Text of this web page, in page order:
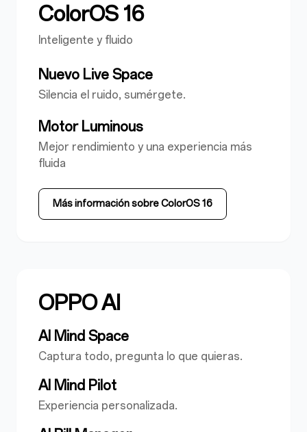
ColorOS 16
Inteligente y fluido
Nuevo Live Space
Silencia el ruido, sumérgete.
Motor Luminous
Mejor rendimiento y una experiencia más
fluida
Más información sobre ColorOS 16
OPPO AI
AI Mind Space
Captura todo, pregunta lo que quieras.
AI Mind Pilot
Experiencia personalizada.